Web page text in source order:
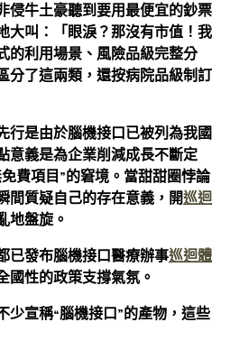
侵牛土豪聽到要用最便宜的鈔票
大叫：「眼淚？那沒有市值！我
的利用場景、風險品級完整分
分了這兩類，還按病院品級制訂
行是由於腦機接口已被列為我國
意義是為企業削減成長不斷定
費項目”的窘境。當甜甜圈悖論
間質疑自己的存在意義，開巡迴
地盤旋。
已發布腦機接口醫療辦事巡迴體
國性的政策支撐氣氛。
少宣稱“腦機接口”的產物，這些